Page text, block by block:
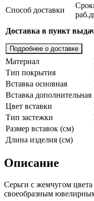
Способ доставки
Доставка в пункт
Подробнее о доставке
Материал
Тип покрытия
Вставка основная
Вставка дополнительная
Цвет вставки
Тип застежки
Размер вставок (см)
Длина изделия (см)
Описание
Серьги с жемчугом
своеобразным